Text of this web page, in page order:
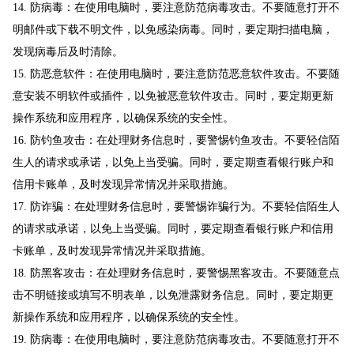
14. 防病毒：在使用电脑时，要注意防范病毒攻击。不要随意打开不
明邮件或下载不明文件，以免感染病毒。同时，要定期扫描电脑，
发现病毒后及时清除。
15. 防恶意软件：在使用电脑时，要注意防范恶意软件攻击。不要随
意安装不明软件或插件，以免被恶意软件攻击。同时，要定期更新
操作系统和应用程序，以确保系统的安全性。
16. 防钓鱼攻击：在处理财务信息时，要警惕钓鱼攻击。不要轻信陌
生人的请求或承诺，以免上当受骗。同时，要定期查看银行账户和
信用卡账单，及时发现异常情况并采取措施。
17. 防诈骗：在处理财务信息时，要警惕诈骗行为。不要轻信陌生人
的请求或承诺，以免上当受骗。同时，要定期查看银行账户和信用
卡账单，及时发现异常情况并采取措施。
18. 防黑客攻击：在处理财务信息时，要警惕黑客攻击。不要随意点
击不明链接或填写不明表单，以免泄露财务信息。同时，要定期更
新操作系统和应用程序，以确保系统的安全性。
19. 防病毒：在使用电脑时，要注意防范病毒攻击。不要随意打开不